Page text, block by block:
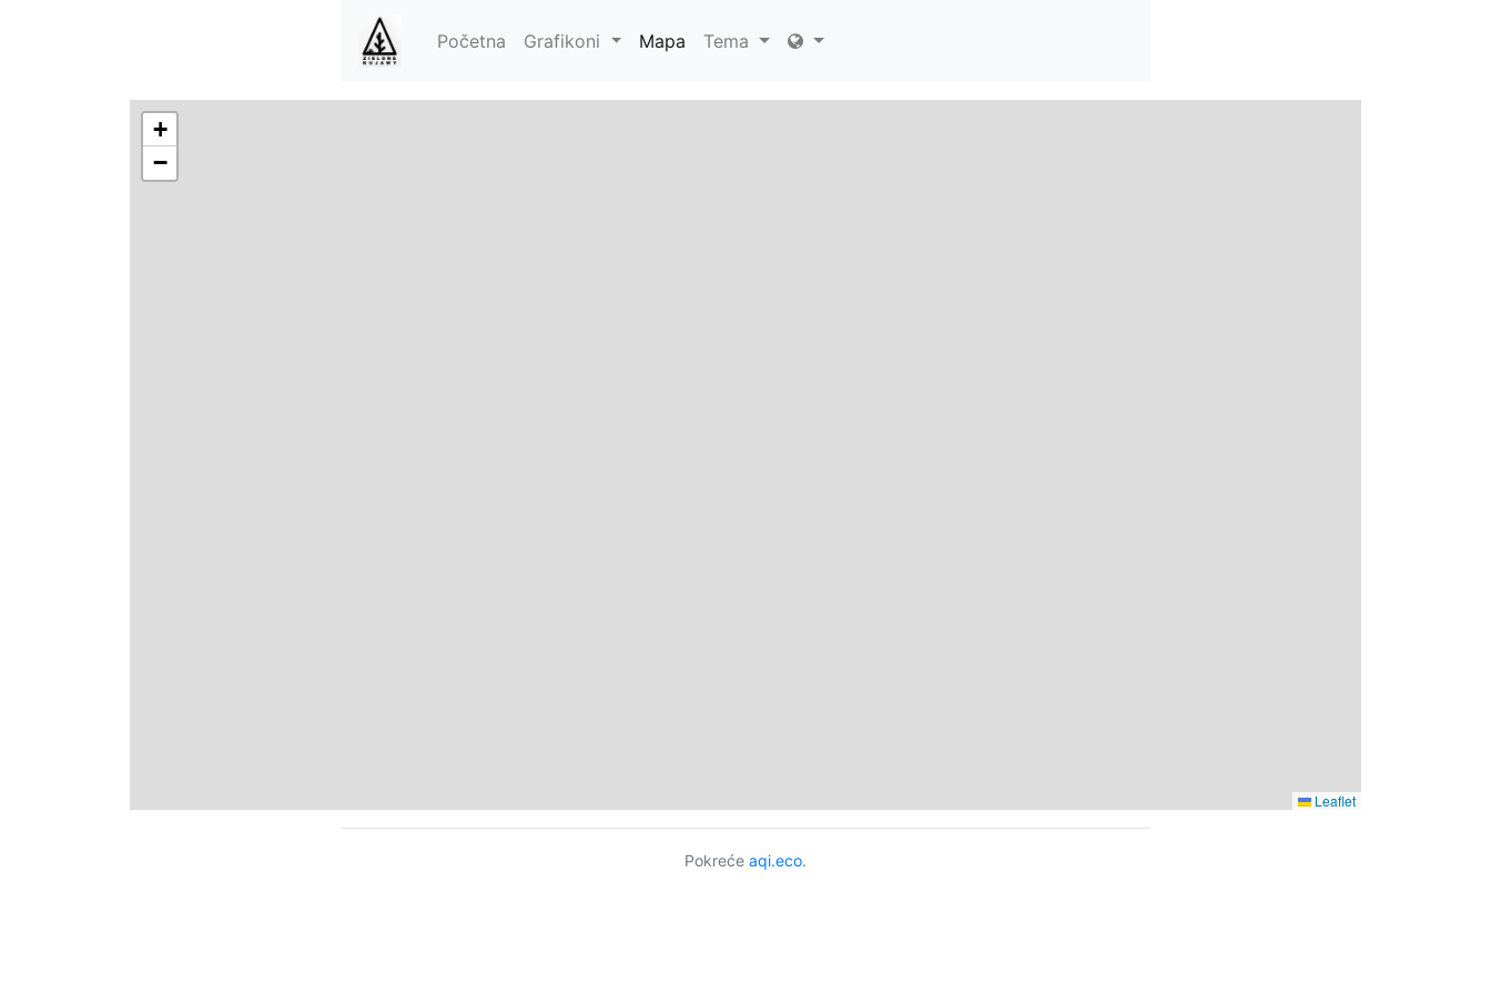
Početna Grafikoni Mapa Tema
+
−
Leaflet
Pokreće aqi.eco.